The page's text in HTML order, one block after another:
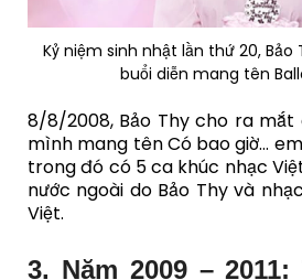
Kỷ niệm sinh nhật lần thứ 20,
buổi diễn mang tên
8/8/2008, Bảo Thy cho ra
mình mang tên Có bao giờ…
trong đó có 5 ca khúc nhạc
nước ngoài do Bảo Thy và
Việt.
3. Năm 2009 –